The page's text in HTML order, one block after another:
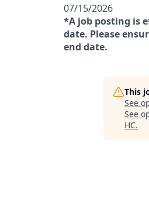
07/15/2026
*A job posting is
date. Please
end date.
This
See
See
HC.